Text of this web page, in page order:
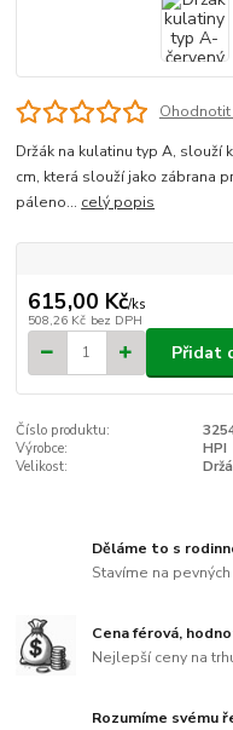
Držák na kulatinu typ A, slouží
cm, která slouží jako zábrana
páleno... celý popis
615,00 Kč/ks
508,26 Kč bez DPH
Přidat
Číslo produktu:
Výrobce:
HPI
Velikost:
Děláme to s
Stavíme na
Cena férová,
Nejlepší ceny na
Rozumíme svému